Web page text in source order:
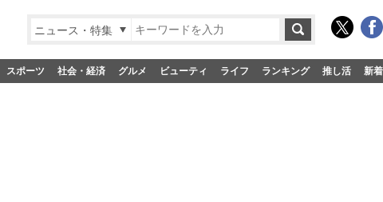
ニュース・特集
スポーツ 社会・経済 グルメ ビューティ ライフ ランキング 推し活 新